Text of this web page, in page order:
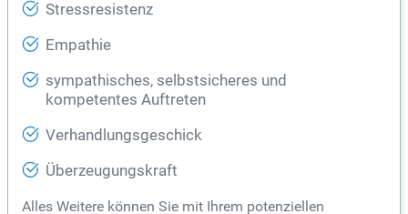
Stressresistenz
Empathie
sympathisches, selbstsicheres und
kompetentes Auftreten
Verhandlungsgeschick
Überzeugungskraft
Alles Weitere können Sie mit Ihrem potenziellen